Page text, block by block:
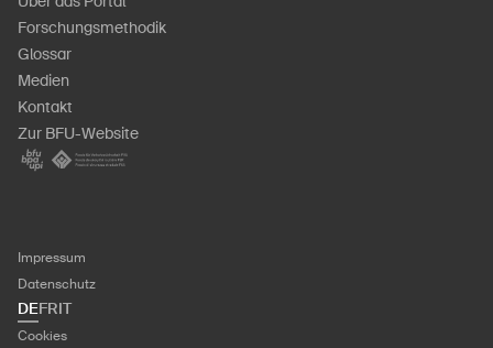
Forschungsmethodik
Glossar
Medien
Kontakt
Zur BFU-Website
DEFRIT
Impressum
Datenschutz
Cookies